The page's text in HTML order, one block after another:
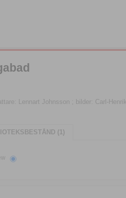
Lennart Johnsson ; bilder: Carl-
(1)